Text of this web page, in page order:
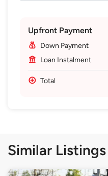
Upfront Payment
Down Payment
Loan Instalment
Total
Similar Listings